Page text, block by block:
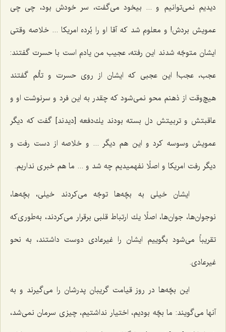
دیدیم نمی‌توانیم و ... بیخود می‌گفت، سر خودش بود، چی چی
عمویش بردش! و معلوم شد كه آقا او را بُرده امریكا ... خلاصه وقتی
ایشان متوجّه شدند این رفته، عجیب من یادم است با حسرت گفتند:
عجب، عجب! این عجبی كه ایشان از روی حسرت و تألم گفتند
هیچ‌وقت از ذهنم محو نمی‌شود كه چقدر به این فرد و سرنوشت او و
عاقبتش و تربیتش دل بسته بودند یك‌دفعه [دیدند] گفت كه دیگر
عمویش وسوسه كرد و این هم دیگر ... و خلاصه از دست رفت و
دیگر رفت امریكا و اصلًا نفهمیدیم چه شد و ... ما هم خبری نداریم.
ایشان خیلی به بچّه‌ها توجّه می‌كردند خیلی، بچّه‌ها،
نوجوان‌ها، جوان‌ها، اصلًا یك ارتباط قلبی برقرار می‌كردند، به‌طوری‌كه
تقریباً می‌شود بگوییم ایشان را غیرعادی دوست داشتند، به نحو
غیرعادی.
این بچّه‌ها در روز قیامت گریبان پدرشان را می‌گیرند و به
آنها می‌گویند: ما بچّه بودیم، اختیار نداشتیم، چیزی سرمان نمی‌شد،